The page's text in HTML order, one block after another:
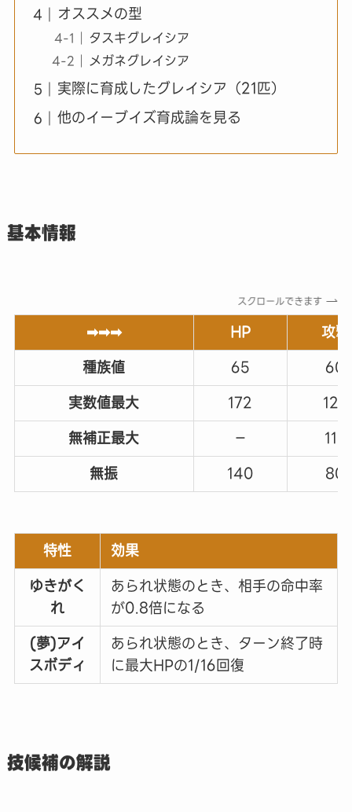
オススメの型
タスキグレイシア
メガネグレイシア
実際に育成したグレイシア（21匹）
他のイーブイズ育成論を見る
基本情報
スクロールできます
➡➡➡ HP
攻撃
種族値
65
60
実数値最大
172
123
無補正最大
－
112
無振
140 80
特性
効果
ゆきがく
れ
あられ状態のとき、相手の命中率
が0.8倍になる
(夢)アイ
スボディ
あられ状態のとき、ターン終了時
に最大HPの1/16回復
技候補の解説